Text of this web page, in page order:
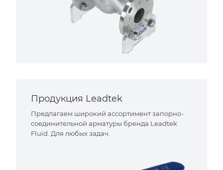
Продукция Leadtek
Предлагаем широкий ассортимент запорно-
соединительной арматуры бренда Leadtek
Fluid. Для любых задач.